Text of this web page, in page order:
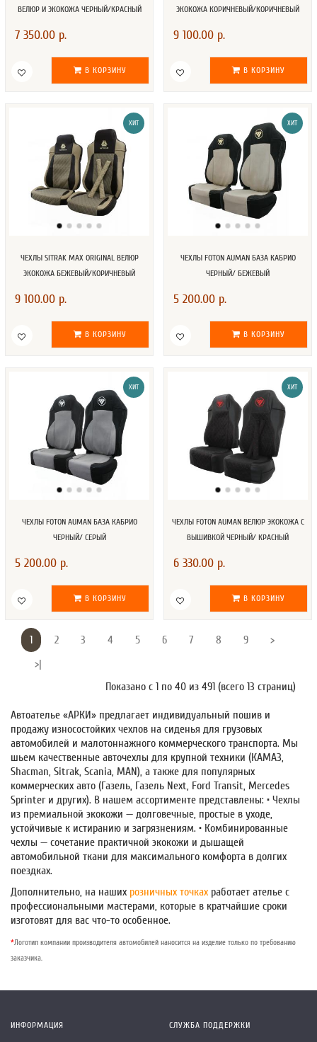
ВЕЛЮР И ЭКОКОЖА ЧЕРНЫЙ/КРАСНЫЙ
7 350.00 р.
В КОРЗИНУ
ЭКОКОЖА КОРИЧНЕВЫЙ/КОРИЧНЕВЫЙ
9 100.00 р.
В КОРЗИНУ
ХИТ
ЧЕХЛЫ SITRAK MAX ORIGINAL ВЕЛЮР
ЭКОКОЖА БЕЖЕВЫЙ/КОРИЧНЕВЫЙ
9 100.00 р.
В КОРЗИНУ
ХИТ
ЧЕХЛЫ FOTON AUMAN БАЗА КАБРИО
ЧЕРНЫЙ/ БЕЖЕВЫЙ
5 200.00 р.
В КОРЗИНУ
ХИТ
ЧЕХЛЫ FOTON AUMAN БАЗА КАБРИО
ЧЕРНЫЙ/ СЕРЫЙ
5 200.00 р.
В КОРЗИНУ
ХИТ
ЧЕХЛЫ FOTON AUMAN ВЕЛЮР ЭКОКОЖА С
ВЫШИВКОЙ ЧЕРНЫЙ/ КРАСНЫЙ
6 330.00 р.
В КОРЗИНУ
1 2 3 4 5 6 7 8 9
>
>|
Показано с 1 по 40 из 491 (всего 13 страниц)
Автоателье «АРКИ» предлагает индивидуальный пошив и
продажу износостойких чехлов на сиденья для грузовых
автомобилей и малотоннажного коммерческого транспорта. Мы
шьем качественные авточехлы для крупной техники (КАМАЗ,
Shacman, Sitrak, Scania, MAN), а также для популярных
коммерческих авто (Газель, Газель Next, Ford Transit, Mercedes
Sprinter и других). В нашем ассортименте представлены: • Чехлы
из премиальной экокожи — долговечные, простые в уходе,
устойчивые к истиранию и загрязнениям. • Комбинированные
чехлы — сочетание практичной экокожи и дышащей
автомобильной ткани для максимального комфорта в долгих
поездках.
Дополнительно, на наших розничных точках работает ателье с
профессиональными мастерами, которые в кратчайшие сроки
изготовят для вас что-то особенное.
*Логотип компании производителя автомобилей наносится на изделие только по требованию
заказчика.
ИНФОРМАЦИЯ СЛУЖБА ПОДДЕРЖКИ